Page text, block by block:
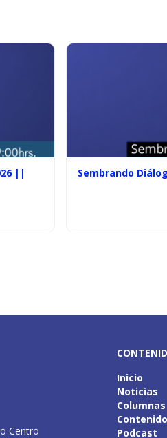
|| Sembrando
Centro
Inicio
Noticias
Columnas
Podcast